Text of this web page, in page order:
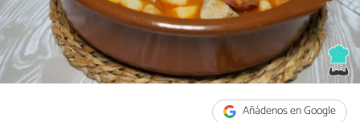
Añádenos en Google